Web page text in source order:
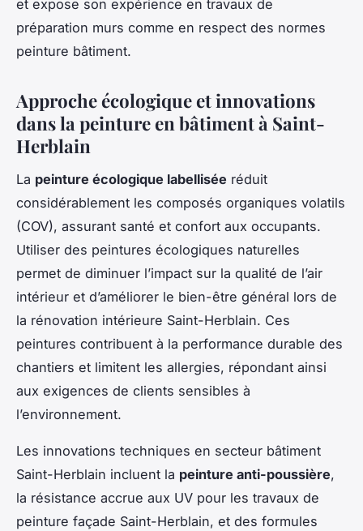
et expose son expérience en travaux de
préparation murs comme en respect des normes
peinture bâtiment.
Approche écologique et innovations
dans la peinture en bâtiment à Saint-
Herblain
La peinture écologique labellisée réduit
considérablement les composés organiques volatils
(COV), assurant santé et confort aux occupants.
Utiliser des peintures écologiques naturelles
permet de diminuer l’impact sur la qualité de l’air
intérieur et d’améliorer le bien-être général lors de
la rénovation intérieure Saint-Herblain. Ces
peintures contribuent à la performance durable des
chantiers et limitent les allergies, répondant ainsi
aux exigences de clients sensibles à
l’environnement.
Les innovations techniques en secteur bâtiment
Saint-Herblain incluent la peinture anti-poussière,
la résistance accrue aux UV pour les travaux de
peinture façade Saint-Herblain, et des formules